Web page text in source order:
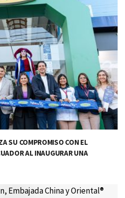
SU COMPROMISO CON EL
AL INAUGURAR UNA